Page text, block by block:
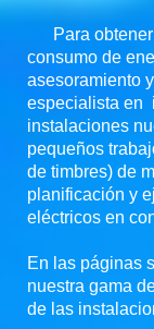
Para obtener
consumo de
asesoramiento
especialista en
instalaciones
pequeños
de timbres) de
planificación y
eléctricos en
En las páginas
nuestra gama
de las